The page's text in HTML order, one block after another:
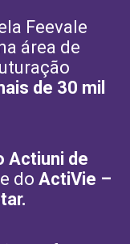
Feevale
área de
de 30 mil
Actiuni de
e do ActiVie –